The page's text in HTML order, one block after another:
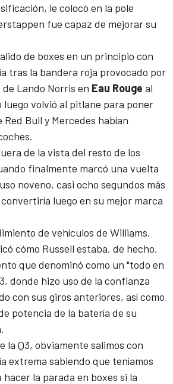
le colocó en la pole
fue capaz de mejorar su
de boxes en un principio con
tras la bandera roja provocado por
Lando Norris en Eau Rouge al
luego volvió al pitlane para poner
Red Bull y Mercedes habían
de la vista del resto de los
finalmente marcó una vuelta
noveno, casi ocho segundos más
luego en su mejor marca
de vehículos de Williams,
cómo Russell estaba, de hecho,
que denominó como un "todo en
donde hizo uso de la confianza
con sus giros anteriores, así como
potencia de la batería de su
la Q3, obviamente salimos con
extrema sabiendo que teníamos
la parada en boxes si la